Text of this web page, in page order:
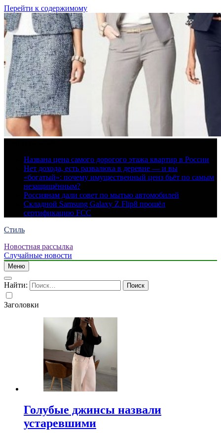
Перейти к содержимому
Названа цена самого дорогого этажа квартир в России
Нет дохода, есть развалюха в деревне — и вы
«богатый»: почему имущественный ценз бьёт по самым
незащищённым?
Россиянам дали совет по мытью автомобилей
Складной Samsung Galaxy Z Flip8 прошёл
сертификацию FCC
Стиль
Новостная рассылка
Случайные новости
Меню
Найти:
Заголовки
Голубые джинсы назвали
устаревшими